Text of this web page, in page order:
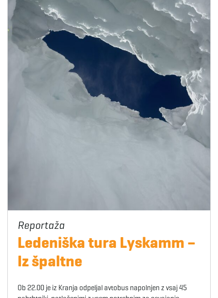
Ledeniška tura Lyskamm –
Iz špaltne
Ob 22.00 je iz Kranja odpeljal avtobus napolnjen z vsaj 45